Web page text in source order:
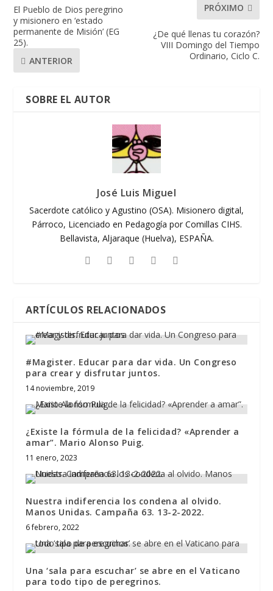
El Pueblo de Dios peregrino
y misionero en ‘estado
permanente de Misión’ (EG
25).
ANTERIOR
PRÓXIMO
¿De qué llenas tu corazón?
VIII Domingo del Tiempo
Ordinario, Ciclo C.
SOBRE EL AUTOR
José Luis Miguel
Sacerdote católico y Agustino (OSA). Misionero digital,
Párroco, Licenciado en Pedagogía por Comillas CIHS.
Bellavista, Aljaraque (Huelva), ESPAÑA.
ARTÍCULOS RELACIONADOS
#Magister. Educar para dar vida. Un Congreso
para crear y disfrutar juntos.
14 noviembre, 2019
¿Existe la fórmula de la felicidad? «Aprender a
amar”. Mario Alonso Puig.
11 enero, 2023
Nuestra indiferencia los condena al olvido.
Manos Unidas. Campaña 63. 13-2-2022.
6 febrero, 2022
Una ‘sala para escuchar’ se abre en el Vaticano
para todo tipo de peregrinos.